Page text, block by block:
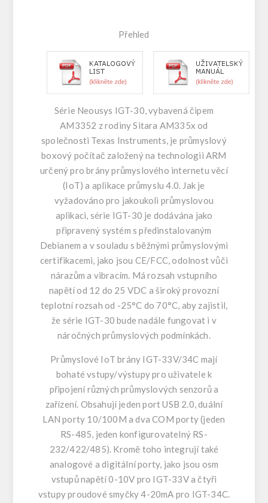
Přehled
Série Neousys IGT-30, vybavená čipem
AM3352 z rodiny Sitara AM335x od
společnosti Texas Instruments, je průmyslový
boxový počítač založený na technologii ARM
určený pro brány průmyslového internetu věcí
(IoT) a aplikace průmyslu 4.0. Jak je
vyžadováno pro jakoukoli průmyslovou
aplikaci, série IGT-30 je dodávána jako
připravený systém s předinstalovaným
Debianem a v souladu s běžnými průmyslovými
certifikacemi, jako jsou CE/FCC, odolnost vůči
nárazům a vibracím. Má rozsah vstupního
napětí od 12 do 25 VDC a široký provozní
teplotní rozsah od -25°C do 70°C, aby zajistil,
že série IGT-30 bude nadále fungovat i v
náročných průmyslových podmínkách.
Průmyslové IoT brány IGT-33V/34C mají
bohaté vstupy/výstupy pro uživatele k
připojení různých průmyslových senzorů a
zařízení. Obsahují jeden port USB 2.0, duální
LAN porty 10/100M a dva COM porty (jeden
RS-485, jeden konfigurovatelný RS-
232/422/485). Kromě toho integrují také
analogové a digitální porty, jako jsou osm
vstupů napětí 0-10V pro IGT-33V a čtyři
vstupy proudové smyčky 4-20mA pro IGT-34C.